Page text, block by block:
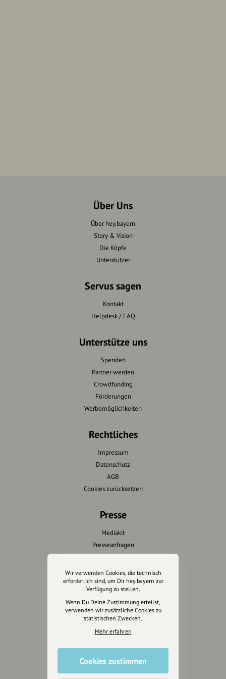
Über Uns
Über hey.bayern
Story & Vision
Die Köpfe
Unterstützer
Servus sagen
Kontakt
Helpdesk / FAQ
Unterstütze uns
Spenden
Partner werden
Crowdfunding
Förderungen
Werbemöglichkeiten
Rechtliches
Impressum
Datenschutz
AGB
Cookies zurücksetzen
Presse
Mediakit
Presseanfragen
Wir unterstützen Euch
Fotografie & mehr
Marketing
Anakin Design
Wir verwenden Cookies, die technisch
erforderlich sind, um Dir hey.bayern zur
Verfügung zu stellen.
Wenn Du Deine Zustimmung erteilst,
verwenden wir zusätzliche Cookies zu
statistischen Zwecken.
Mehr erfahren
Cookies zustimmen